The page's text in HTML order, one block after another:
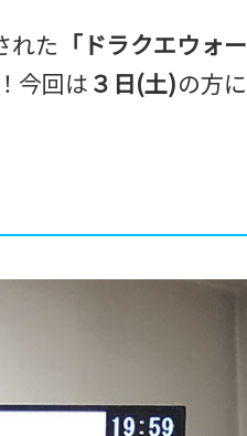
れた 「ドラクエウォー
今回は ３日(土)の方に